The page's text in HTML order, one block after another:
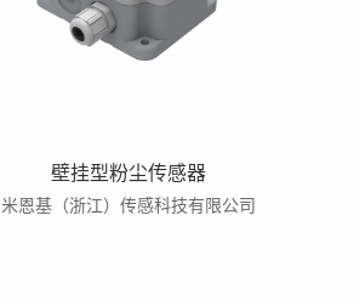
壁挂型粉尘传感器
米恩基（浙江）传感科技有限公司